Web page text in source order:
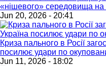
«нішевого» середовища на
Jun 20, 2026 - 20:41
Криза пального в Росії
посилює удари по
Jun 11, 2026 - 18:02